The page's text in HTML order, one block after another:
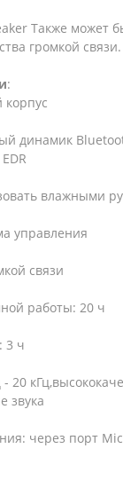
Также может
громкой связи.
:
динамик
влажными
управления
связи
работы: 20 ч
3 ч
- 20
звука
через порт